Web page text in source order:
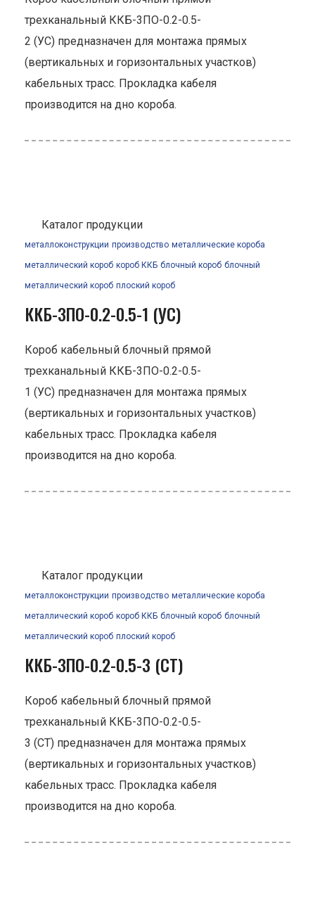
трехканальный ККБ-3ПО-0.2-0.5-
2 (УС) предназначен для монтажа прямых
(вертикальных и горизонтальных участков)
кабельных трасс. Прокладка кабеля
производится на дно короба.
Каталог продукции
металлоконструкции производство металлические короба
металлический короб короб ККБ блочный короб блочный
металлический короб плоский короб
ККБ-3ПО-0.2-0.5-1 (УС)
Короб кабельный блочный прямой
трехканальный ККБ-3ПО-0.2-0.5-
1 (УС) предназначен для монтажа прямых
(вертикальных и горизонтальных участков)
кабельных трасс. Прокладка кабеля
производится на дно короба.
Каталог продукции
металлоконструкции производство металлические короба
металлический короб короб ККБ блочный короб блочный
металлический короб плоский короб
ККБ-3ПО-0.2-0.5-3 (СТ)
Короб кабельный блочный прямой
трехканальный ККБ-3ПО-0.2-0.5-
3 (СТ) предназначен для монтажа прямых
(вертикальных и горизонтальных участков)
кабельных трасс. Прокладка кабеля
производится на дно короба.